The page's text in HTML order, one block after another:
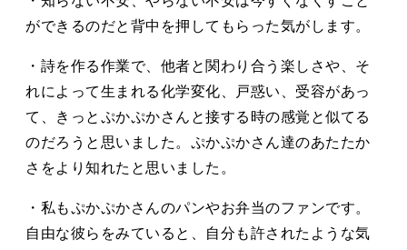
ができるのだと背中を押してもらった気がします。
・詩を作る作業で、他者と関わり合う楽しさや、そ
れによって生まれる化学変化、戸惑い、受容があっ
て、きっとぷかぷかさんと接する時の感覚と似てる
のだろうと思いました。ぷかぷかさん達のあたたか
さをより知れたと思いました。
・私もぷかぷかさんのパンやお弁当のファンです。
自由な彼らをみていると、自分も許されたような気